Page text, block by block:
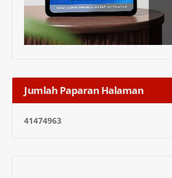
Jumlah Paparan Halaman
41474963